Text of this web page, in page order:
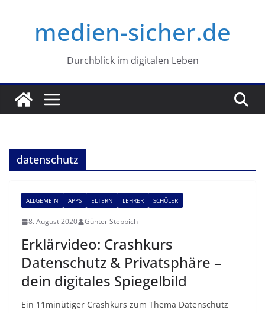
springenmedien-sicher.de
Durchblick im digitalen Leben
datenschutz
ALLGEMEIN APPS ELTERN LEHRER SCHÜLER
8. August 2020 Günter Steppich
Erklärvideo: Crashkurs
Datenschutz & Privatsphäre –
dein digitales Spiegelbild
Ein 11minütiger Crashkurs zum Thema Datenschutz